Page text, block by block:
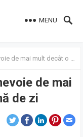
MENU
decât o simplă cremă de zi
de mai
de zi